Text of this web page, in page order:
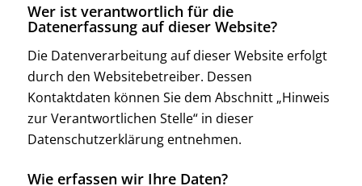
Wer ist verantwortlich für die
Datenerfassung auf dieser Website?
Die Datenverarbeitung auf dieser Website erfolgt
durch den Websitebetreiber. Dessen
Kontaktdaten können Sie dem Abschnitt „Hinweis
zur Verantwortlichen Stelle“ in dieser
Datenschutzerklärung entnehmen.
Wie erfassen wir Ihre Daten?